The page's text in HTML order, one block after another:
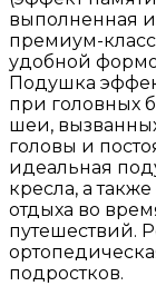
выполненная
премиум-
удобной
Подушка
при головных
шеи,
головы и
идеальная
кресла, а
отдыха во
путешествий.
подростков.